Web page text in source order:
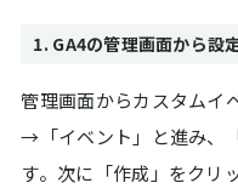
1. GA4の管理画面から設
管理画面からカスタムイ
→「イベント」と進み、
す。次に「作成」をクリ